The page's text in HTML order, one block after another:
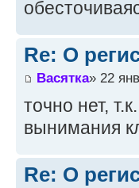
Re: О
Васятка» 22
точно нет,
вынимания
Re: О